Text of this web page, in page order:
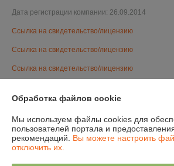
Дата регистрации компании: 26.09.2014
Ссылка на свидетельство/лицензию
Ссылка на свидетельство/лицензию
Ссылка на свидетельство/лицензию
Ссылка на свидетельство/лицензию
Ссылка на свидетельство/лицензию
Ссылка на свидетельство/лицензию
Обработка файлов cookie
Мы используем файлы cookies для
пользователей портала и
рекомендаций. Вы можете настроить
отключить их.